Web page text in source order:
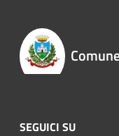
SEGUICI SU